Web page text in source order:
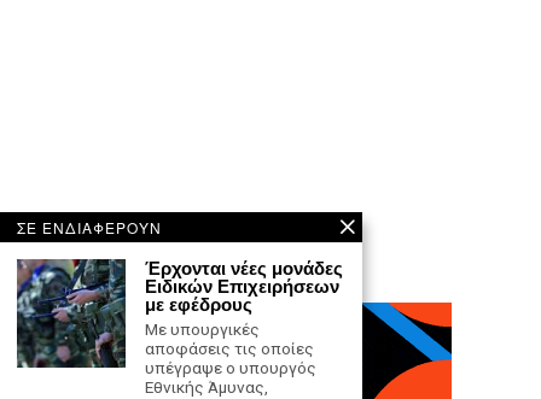
ΣΕ ΕΝΔΙΑΦΕΡΟΥΝ
Έρχονται νέες μονάδες
Ειδικών Επιχειρήσεων
με εφέδρους
Με υπουργικές
αποφάσεις τις οποίες
υπέγραψε ο υπουργός
Εθνικής Άμυνας,